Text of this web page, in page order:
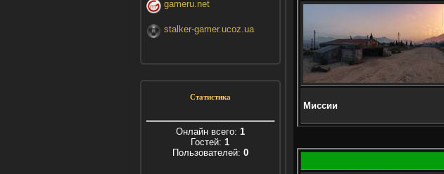
gameru.net
stalker-gamer.ucoz.ua
Статистика
Онлайн всего: 1
Гостей: 1
Пользователей: 0
Миссии